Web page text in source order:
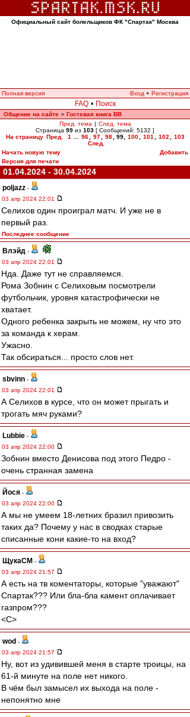
Официальный сайт болельщиков ФК "Спартак" Москва
Полная версия Вход • Регистрация
FAQ • Поиск
Общение на сайте » Гостевая книга ВВ
Пред. тема | След. тема
Страница 99 из 103 [ Сообщений: 5132 ]
На страницу Пред. 1 96 97 98 99, 100 101 102
103
След.
Начать новую тему
Добавить
Версия для печати
01.04.2024 - 30.04.2024
poljazz -
03 апр 2024 22:01
Селихов один проиграл матч. И уже не в
первый раз.
Последнее сообщение
Влэйд -
03 апр 2024 22:01
Нда. Даже тут не справляемся.
Рома Зобнин с Селиховым посмотрели
футбольчик, уровня катастрофически не
хватает.
Одного ребенка закрыть не можем, ну что это
за команда к херам.
Ужасно.
Так обсираться... просто слов нет.
sbvinn -
03 апр 2024 22:01
А Селихов в курсе, что он может прыгать и
трогать мяч руками?
Lubbie -
03 апр 2024 22:00
Зобнин вместо Денисова под этого Педро -
очень странная замена
Йося -
03 апр 2024 22:00
А мы не умеем 18-летних бразил привозить
таких да? Почему у нас в сводках старые
списанные кони какие-то на вход?
ЩукаСМ -
03 апр 2024 21:57
А есть на тв коментаторы, которые "уважают"
Спартак??? Или бла-бла камент оплачивает
газпром???
<C>
wod -
03 апр 2024 21:57
Ну, вот из удивившей меня в старте троицы, на
61-й минуте на поле нет никого.
В чём был замысел их выхода на поле -
непонятно мне